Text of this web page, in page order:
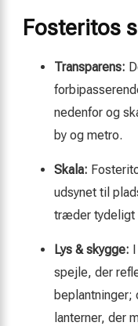
Fosteritos
Transparens:
nedenfor og
by og metro.
Skala:
udsynet til
træder tydeligt
Lys & skygge:
spejle, der
beplantninger;
lanterner, der